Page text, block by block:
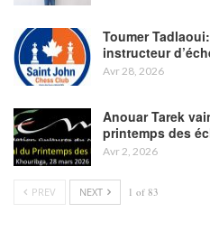
Toumer
instructeur
Avr 28, 2026
Anouar Tarek
printemps des
Avr 2, 2026
PREV NEXT 1 of 83